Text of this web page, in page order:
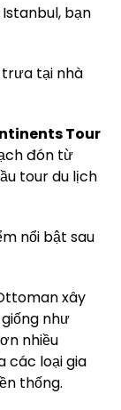
bạn
trưa tại nhà
Tour
đón từ
tour du lịch
nổi bật sau
xây
như
nhiều
các loại gia
thống.